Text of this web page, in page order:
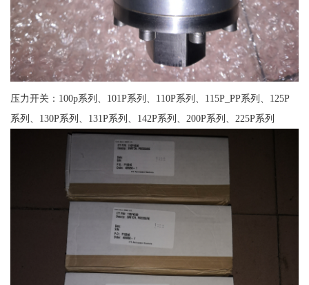
压力开关：100p系列、101P系列、110P系列、115P_PP系列、125P
系列、130P系列、131P系列、142P系列、200P系列、225P系列